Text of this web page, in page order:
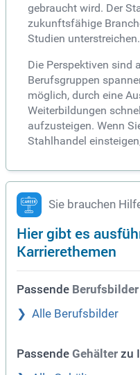
gebraucht wird. Der
zukunftsfähige
Studien unterstreichen.
Die Perspektiven sind
Berufsgruppen
möglich, durch eine
Weiterbildungen
aufzusteigen. Wenn
Stahlhandel
Sie brauchen
Hier gibt es
Karrierethemen
Passende Berufsbilder
Alle Berufsbilder
Passende Gehälter zu